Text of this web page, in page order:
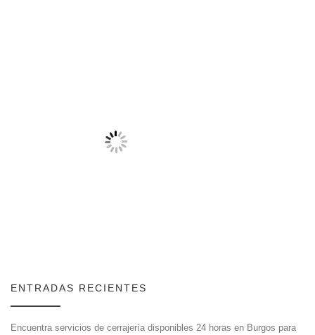
ENTRADAS RECIENTES
Encuentra servicios de cerrajería disponibles 24 horas en Burgos para